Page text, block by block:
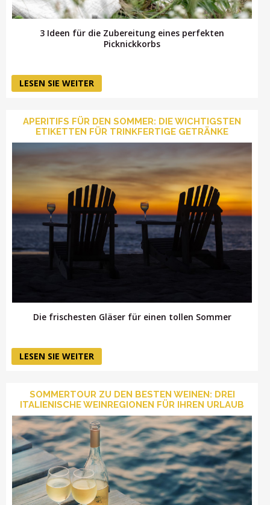
3 Ideen für die Zubereitung eines perfekten
Picknickkorbs
LESEN SIE WEITER
APERITIFS FÜR DEN SOMMER: DIE WICHTIGSTEN
ETIKETTEN FÜR TRINKFERTIGE GETRÄNKE
Die frischesten Gläser für einen tollen Sommer
LESEN SIE WEITER
SOMMERTOUR ZU DEN BESTEN WEINEN: DREI
ITALIENISCHE WEINREGIONEN FÜR IHREN URLAUB